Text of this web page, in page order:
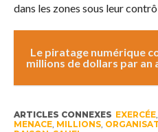
dans les zones sous leur
Le piratage numérique
millions de dollars par an
ARTICLES CONNEXES EXERCÉE,
MENACE, MILLIONS,